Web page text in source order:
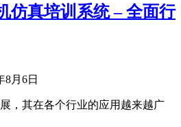
仿真培训系统 – 全面行
8月6日
，其在各个行业的应用越来越广